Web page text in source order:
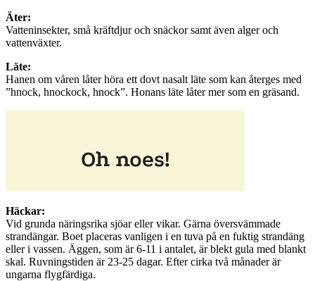
Äter:
Vatteninsekter, små kräftdjur och snäckor samt även alger och
vattenväxter.
Läte:
Hanen om våren låter höra ett dovt nasalt läte som kan återges med
”hnock, hnockock, hnock”. Honans läte låter mer som en gräsand.
Häckar:
Vid grunda näringsrika sjöar eller vikar. Gärna översvämmade
strandängar. Boet placeras vanligen i en tuva på en fuktig strandäng
eller i vassen. Äggen, som är 6-11 i antalet, är blekt gula med blankt
skal. Ruvningstiden är 23-25 dagar. Efter cirka två månader är
ungarna flygfärdiga.